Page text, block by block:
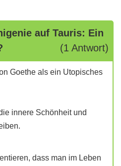
auf Tauris: Ein
(1 Antwort)
Goethe als ein Utopisches
innere Schönheit und
dass man im Leben